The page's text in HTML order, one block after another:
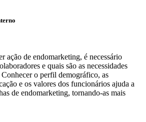
ação de endomarketing, é necessário
e quais são as necessidades
Conhecer o perfil demográfico, as
e os valores dos funcionários ajuda a
de endomarketing, tornando-as mais